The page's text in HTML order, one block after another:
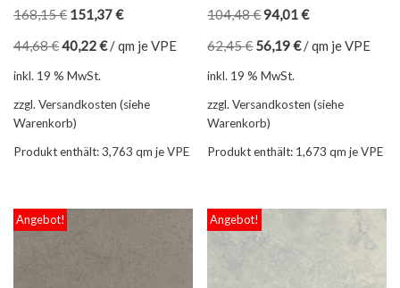
168,15€ 151,37€
44,68€40,22€/qm je VPE
inkl. 19 % MwSt.
zzgl. Versandkosten (siehe
Warenkorb)
Produkt enthält: 3,763 qm je VPE
104,48€94,01€
62,45€ 56,19€/qm je VPE
inkl. 19 % MwSt.
zzgl. Versandkosten (siehe
Warenkorb)
Produkt enthält: 1,673qm je VPE
Angebot! Angebot!